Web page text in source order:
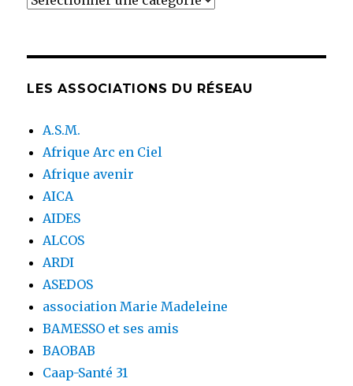
LES ASSOCIATIONS DU RÉSEAU
A.S.M.
Afrique Arc en Ciel
Afrique avenir
AICA
AIDES
ALCOS
ARDI
ASEDOS
association Marie Madeleine
BAMESSO et ses amis
BAOBAB
Caap-Santé 31